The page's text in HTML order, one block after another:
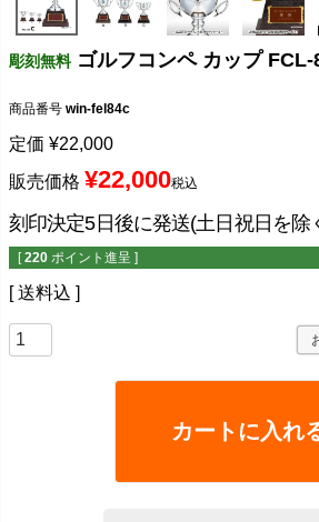
彫刻無料 ゴルフコンペ カップ
商品番号 win-fel84c
定価 ¥22,000
販売価格 ¥22,000税込
刻印決定5日後に発送(土日祝日を除
[ 220 ポイント進呈 ]
送料込
カートに入れ